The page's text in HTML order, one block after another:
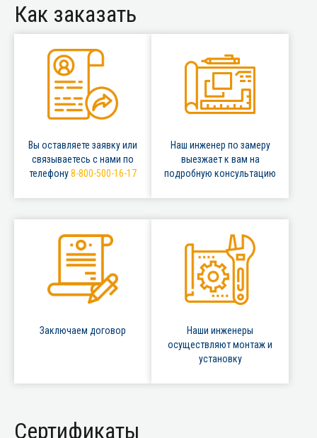
Как заказать
Вы оставляете заявку или
связываетесь с нами по
телефону8-800-500-16-17
Наш инженер по замеру
выезжает к вам на
подробную консультацию
Заключаем договор
Наши инженеры
осуществляют монтаж и
установку
Сертификаты